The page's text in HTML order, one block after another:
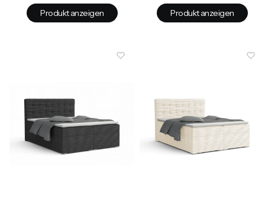
Produkt anzeigen
Produkt anzeigen